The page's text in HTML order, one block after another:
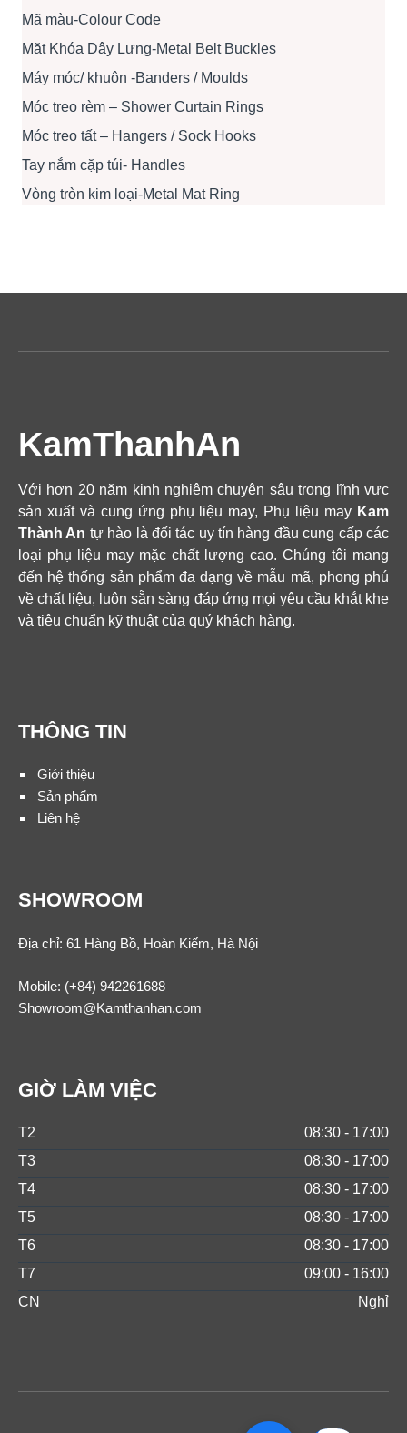
Mã màu-Colour Code
Mặt Khóa Dây Lưng-Metal Belt Buckles
Máy móc/ khuôn -Banders / Moulds
Móc treo rèm – Shower Curtain Rings
Móc treo tất – Hangers / Sock Hooks
Tay nắm cặp túi- Handles
Vòng tròn kim loại-Metal Mat Ring
KamThanhAn
Với hơn 20 năm kinh nghiệm chuyên sâu trong lĩnh vực
sản xuất và cung ứng phụ liệu may, Phụ liệu may Kam
Thành An tự hào là đối tác uy tín hàng đầu cung cấp các
loại phụ liệu may mặc chất lượng cao. Chúng tôi mang
đến hệ thống sản phẩm đa dạng về mẫu mã, phong phú
về chất liệu, luôn sẵn sàng đáp ứng mọi yêu cầu khắt khe
và tiêu chuẩn kỹ thuật của quý khách hàng.
THÔNG TIN
Giới thiệu
Sản phẩm
Liên hệ
SHOWROOM
Địa chỉ: 61 Hàng Bồ, Hoàn Kiếm, Hà Nội
Mobile: (+84) 942261688
Showroom@Kamthanhan.com
GIỜ LÀM VIỆC
T2
08:30 - 17:00
T3
08:30 - 17:00
T4
08:30 - 17:00
T5
08:30 - 17:00
T6
08:30 - 17:00
T7
09:00 - 16:00
CN
Nghỉ